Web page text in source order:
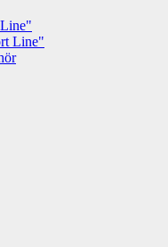
Line"